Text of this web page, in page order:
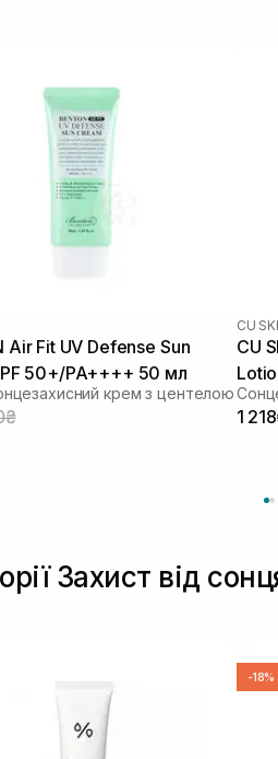
Air Fit UV Defense Sun
50+/PA++++ 50 мл
крем з центелою
CU
CU
1
Захист від
-18%